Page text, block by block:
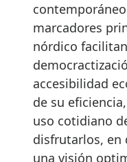
marcadores
nórdico
accesibilidad
de su
uso cotidiano
disfrutarlos, en
una visión